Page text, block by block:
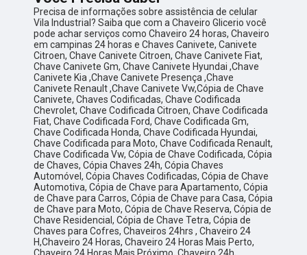
Precisa de informações sobre assistência de celular
Vila Industrial? Saiba que com a Chaveiro Glicerio você
pode achar serviços como Chaveiro 24 horas, Chaveiro
em campinas 24 horas e Chaves Canivete, Canivete
Citroen, Chave Canivete Citroen, Chave Canivete Fiat,
Chave Canivete Gm, Chave Canivete Hyundai ,Chave
Canivete Kia ,Chave Canivete Presença ,Chave
Canivete Renault ,Chave Canivete Vw,Cópia de Chave
Canivete, Chaves Codificadas, Chave Codificada
Chevrolet, Chave Codificada Citroen, Chave Codificada
Fiat, Chave Codificada Ford, Chave Codificada Gm,
Chave Codificada Honda, Chave Codificada Hyundai,
Chave Codificada para Moto, Chave Codificada Renault,
Chave Codificada Vw, Cópia de Chave Codificada, Cópia
de Chaves, Cópia Chaves 24h, Cópia Chaves
Automóvel, Cópia Chaves Codificadas, Cópia de Chave
Automotiva, Cópia de Chave para Apartamento, Cópia
de Chave para Carros, Cópia de Chave para Casa, Cópia
de Chave para Moto, Cópia de Chave Reserva, Cópia de
Chave Residencial, Cópia de Chave Tetra, Cópia de
Chaves para Cofres, Chaveiros 24hrs , Chaveiro 24
H,Chaveiro 24 Horas, Chaveiro 24 Horas Mais Perto,